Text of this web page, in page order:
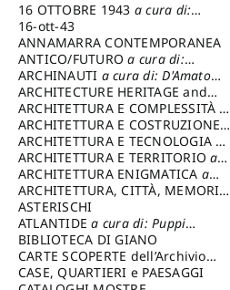
16 OTTOBRE 1943 a cura di:
Pezzetti Marcello
16-ott-43
ANNAMARRA CONTEMPORANEA
ANTICO/FUTUROa cura di:
Varagnoli Claudio
ARCHINAUTI a cura di: D'Amato
Claudio
ARCHITECTURE HERITAGE and
DESIGN
ARCHITETTURA E COMPLESSITÀ a
cura di: Piva Antonio
ARCHITETTURA E COSTRUZIONEa
cura di: Poretti Sergio
ARCHITETTURA E TECNOLOGIA a
cura di: Carrara Gianfranco
ARCHITETTURA E TERRITORIOa
cura di: Pietrogrande Enrico
ARCHITETTURA ENIGMATICA a
cura di: Lenci Ruggero
ARCHITETTURA, CITTÀ, MEMORIA
a cura di: Valeriani Enrico
ASTERISCHI
ATLANTIDEa cura di: Puppi
Lionello
BIBLIOTECA DI GIANO
CARTE SCOPERTE dell’Archivio
Storico Capitolino
CASE, QUARTIERI e PAESAGGI